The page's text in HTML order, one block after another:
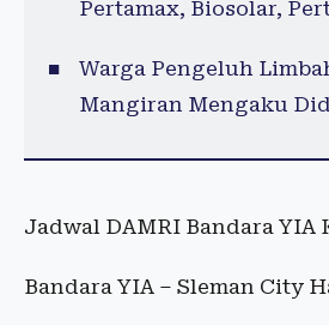
Pertamax, Biosolar,
Warga Pengeluh
Mangiran Mengaku
Jadwal DAMRI Bandara YIA
Bandara YIA – Sleman City